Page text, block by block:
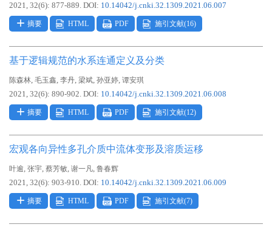
2021, 32(6): 877-889. DOI: 10.14042/j.cnki.32.1309.2021.06.007
摘要 HTML PDF 施引文献(16)
基于逻辑规范的水系连通定义及分类
陈森林, 毛玉鑫, 李丹, 梁斌, 孙亚婷, 谭安琪
2021, 32(6): 890-902. DOI: 10.14042/j.cnki.32.1309.2021.06.008
摘要 HTML PDF 施引文献(12)
宏观各向异性多孔介质中流体变形及溶质运移
叶逾, 张宇, 蔡芳敏, 谢一凡, 鲁春辉
2021, 32(6): 903-910. DOI: 10.14042/j.cnki.32.1309.2021.06.009
摘要 HTML PDF 施引文献(7)